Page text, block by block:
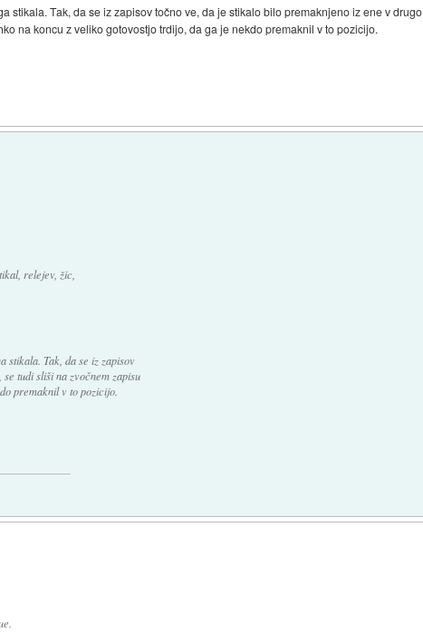
stikala. Tak, da se iz zapisov točno ve, da je stikalo bilo premaknjeno iz ene v drugo
na koncu z veliko gotovostjo trdijo, da ga je nekdo premaknil v to pozicijo.
relejev, žic,
stikala. Tak, da se iz zapisov
tudi sliši na zvočnem zapisu
premaknil v to pozicijo.